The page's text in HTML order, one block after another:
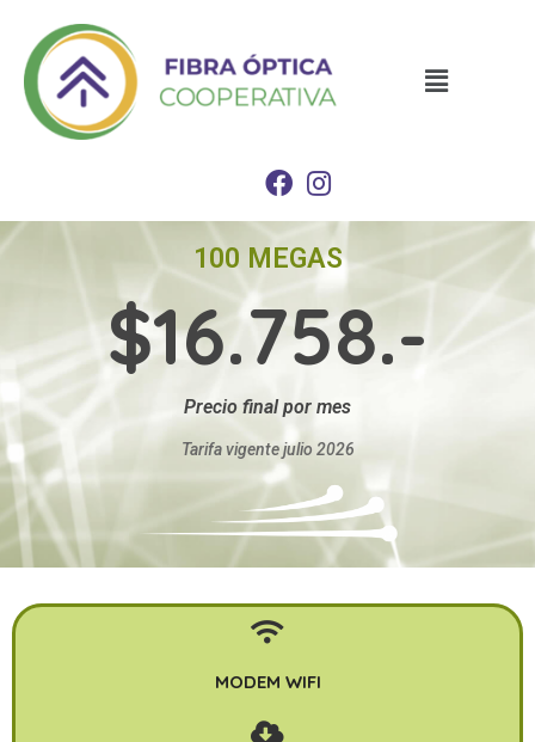
100 MEGAS
$16.758.-
Precio final por mes
Tarifa vigente julio 2026
MODEM WIFI